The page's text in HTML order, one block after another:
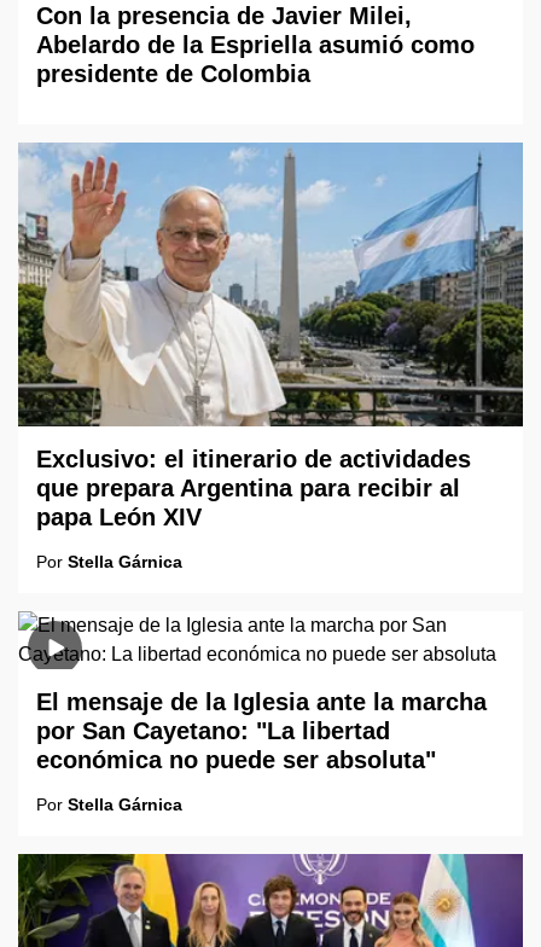
Con la presencia de Javier Milei,
Abelardo de la Espriella asumió como
presidente de Colombia
Exclusivo: el itinerario de actividades
que prepara Argentina para recibir al
papa León XIV
Por Stella Gárnica
El mensaje de la Iglesia ante la marcha
por San Cayetano: "La libertad
económica no puede ser absoluta"
Por Stella Gárnica